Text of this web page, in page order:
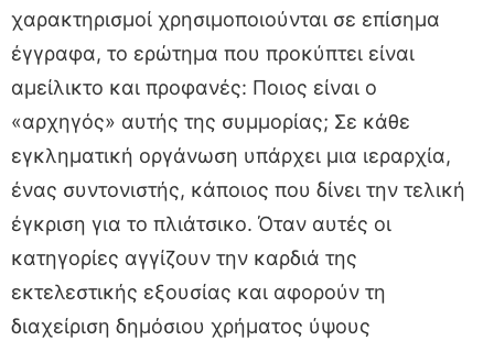
χαρακτηρισμοί χρησιμοποιούνται σε επίσημα
έγγραφα, το ερώτημα που προκύπτει είναι
αμείλικτο και προφανές: Ποιος είναι ο
«αρχηγός» αυτής της συμμορίας; Σε κάθε
εγκληματική οργάνωση υπάρχει μια ιεραρχία,
ένας συντονιστής, κάποιος που δίνει την τελική
έγκριση για το πλιάτσικο. Όταν αυτές οι
κατηγορίες αγγίζουν την καρδιά της
εκτελεστικής εξουσίας και αφορούν τη
διαχείριση δημόσιου χρήματος ύψους